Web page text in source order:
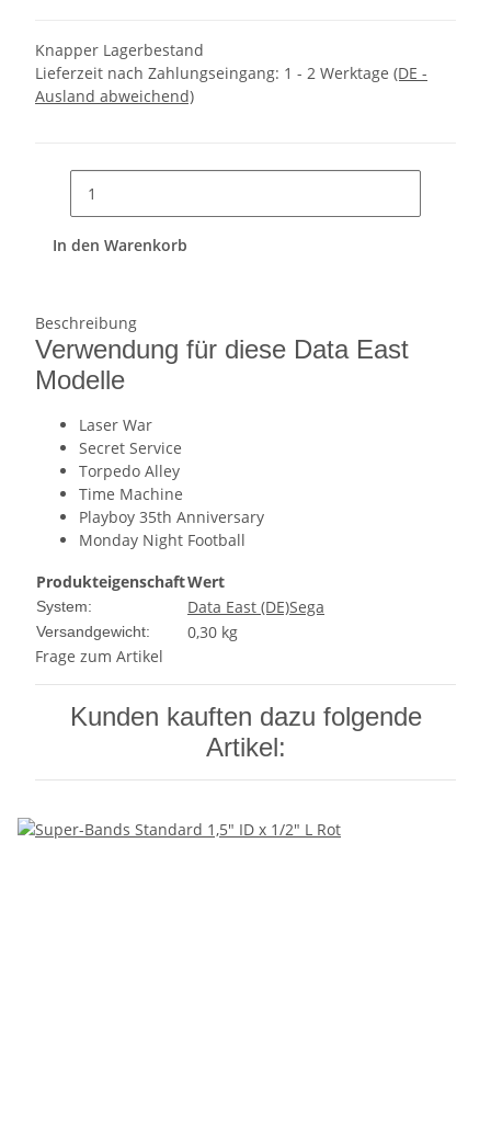
Knapper Lagerbestand
Lieferzeit nach Zahlungseingang: 1 - 2 Werktage (DE -
Ausland abweichend)
In den Warenkorb
Beschreibung
Verwendung für diese Data East
Modelle
Laser War
Secret Service
Torpedo Alley
Time Machine
Playboy 35th Anniversary
Monday Night Football
ProdukteigenschaftWert
System: Data East (DE)Sega
Versandgewicht:
0,30 kg
Frage zum Artikel
Kunden kauften dazu folgende
Artikel: